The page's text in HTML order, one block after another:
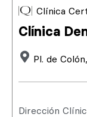
Clínica
Clínica
Pl. de
Dirección